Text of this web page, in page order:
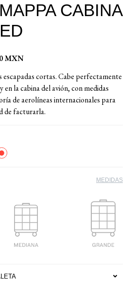
CABINA
MXN
escapadas cortas. Cabe perfectamente
en la cabina del avión, con medidas
de aerolíneas internacionales para
de facturarla.
MEDIDAS